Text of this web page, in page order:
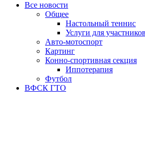
Все новости
Oбщее
Настольный теннис
Услуги для
Авто-мотоспорт
Картинг
Конно-спортивная секция
Иппотерапия
Футбол
ВФСК ГТО